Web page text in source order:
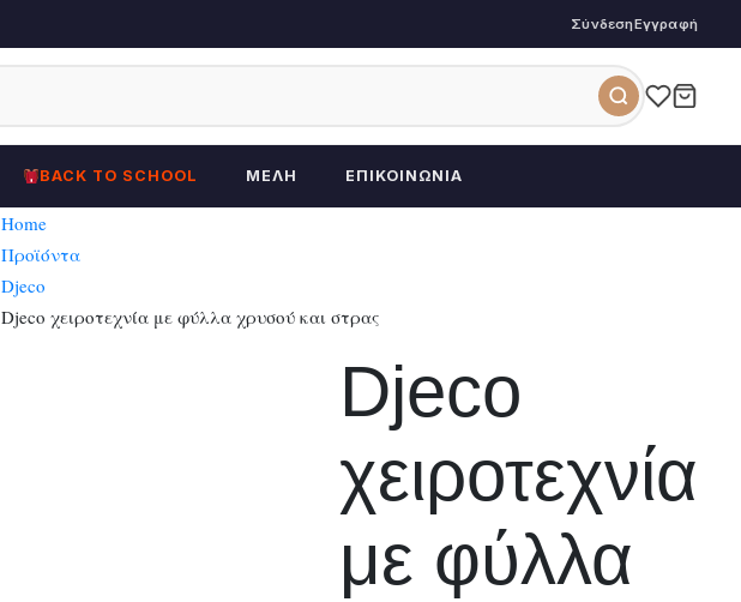
ΣύνδεσηΕγγραφή
BACK TO SCHOOL ΜΈΛΗ ΕΠΙΚΟΙΝΩΝΊΑ
Home
Προϊόντα
Djeco
Djeco χειροτεχνία με φύλλα χρυσού και στρας
Djeco
χειροτεχνία
με φύλλα